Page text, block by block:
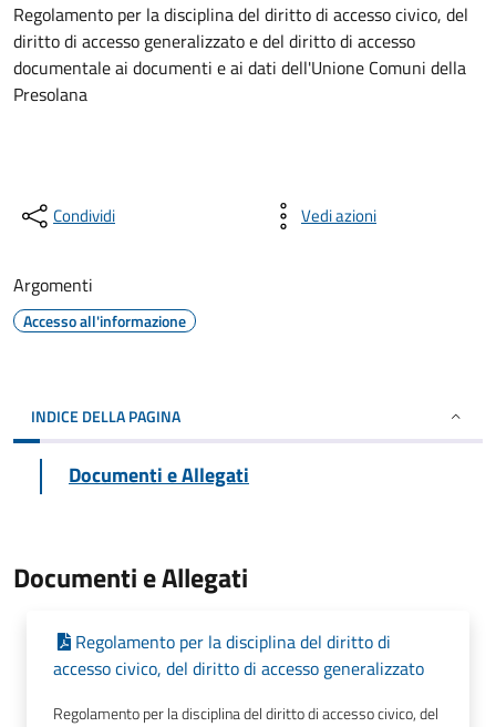
Regolamento per la disciplina del diritto di accesso civico, del
diritto di accesso generalizzato e del diritto di accesso
documentale ai documenti e ai dati dell'Unione Comuni della
Presolana
Condividi Vedi azioni
Argomenti
Accesso all'informazione
INDICE DELLA PAGINA
Documenti e Allegati
Documenti e Allegati
Regolamento per la disciplina del diritto di
accesso civico, del diritto di accesso generalizzato
Regolamento per la disciplina del diritto di accesso civico, del